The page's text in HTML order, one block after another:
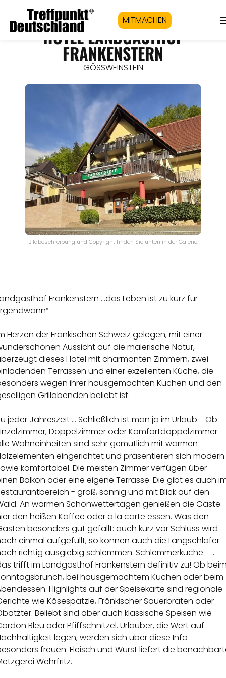
MITMACHEN
HOTEL LANDGASTHOF
FRANKENSTERN
GÖSSWEINSTEIN
Bildbeschreibung und Copyright finden Sie unten in der Galerie.
Frankenstern ...das Leben ist zu kurz für
Herzen der Fränkischen Schweiz gelegen, mit einer
Aussicht auf die malerische Natur,
dieses Hotel mit charmanten Zimmern, zwei
Terrassen und einer exzellenten Küche, die
wegen ihrer hausgemachten Kuchen und den
Grillabenden beliebt ist.
jeder Jahreszeit … Schließlich ist man ja im Urlaub - Ob
Doppelzimmer oder Komfortdoppelzimmer -
Wohneinheiten sind sehr gemütlich mit warmen
eingerichtet und präsentieren sich modern
komfortabel. Die meisten Zimmer verfügen über
Balkon oder eine eigene Terrasse. Die gibt es auch
- groß, sonnig und mit Blick auf den
An warmen Schönwettertagen genießen die Gäste
den heißen Kaffee oder a la carte essen. Was den
besonders gut gefällt: auch kurz vor Schluss wird
einmal aufgefüllt, so können auch die Langschläfer
richtig ausgiebig schlemmen. Schlemmerküche - …
trifft im Landgasthof Frankenstern definitiv zu! Ob
bei hausgemachtem Kuchen oder beim
Highlights auf der Speisekarte sind regionale
wie Käsespätzle, Fränkischer Sauerbraten oder
Beliebt sind aber auch klassische Speisen wie
Bleu oder Pfiffschnitzel. Urlauber, die Wert auf
legen, werden sich über diese Info
freuen: Fleisch und Wurst liefert die
Wehrfritz.